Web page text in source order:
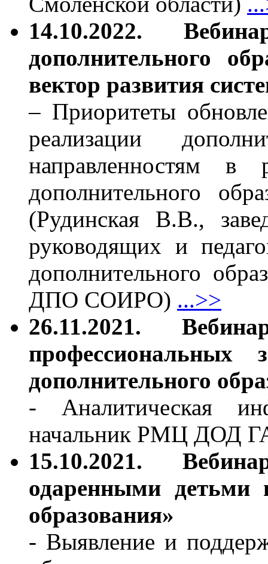
14.10.2022.
дополнительного
вектор развития
– Приоритеты
реализации
направленностям в
дополнительного
(Рудинская В.В.,
руководящих и
дополнительного
ДПО СОИРО) ...>>
26.11.2021.
профессиональных
дополнительного
- Аналитическая
начальник РМЦ ДОД
15.10.2021.
одаренными детьми
образования»
- Выявление и